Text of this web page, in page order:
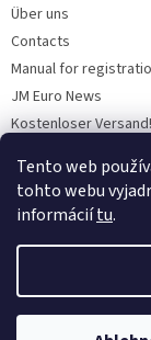
Tento web
tohto webu
informáciítu.
Über uns
Contacts
Manual for
JM Euro News
Kostenloser Versand!
Warum